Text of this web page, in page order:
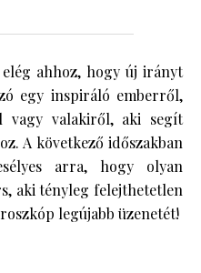
ahhoz, hogy új irányt
egy inspiráló emberről,
vagy valakiről, aki segít
A következő időszakban
arra, hogy olyan
aki tényleg felejthetetlen
legújabb üzenetét!